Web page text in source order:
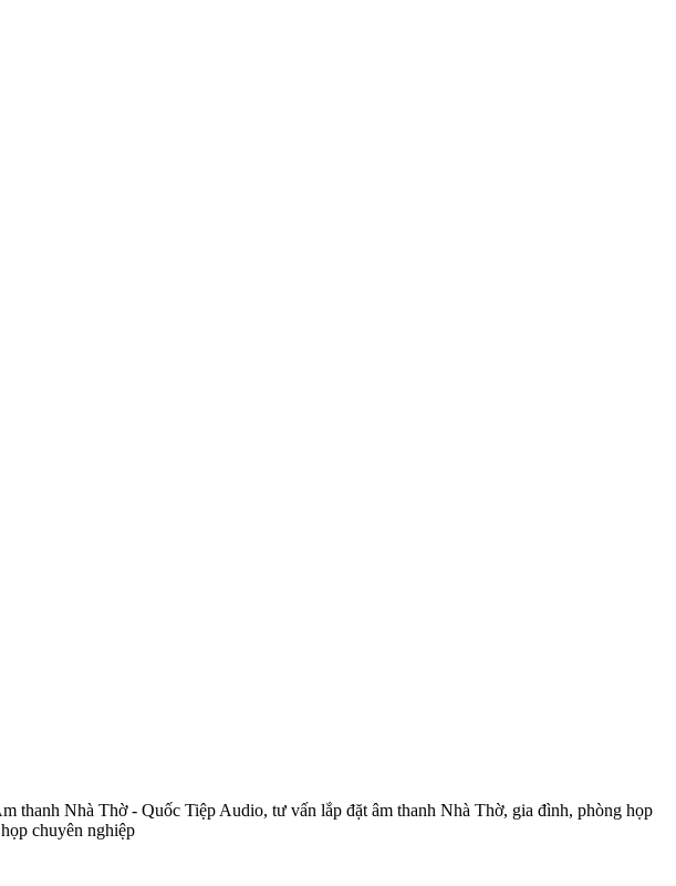
thanh Nhà Thờ - Quốc Tiệp Audio, tư vấn lắp đặt âm thanh Nhà Thờ, gia đình, phòng họp
chuyên nghiệp